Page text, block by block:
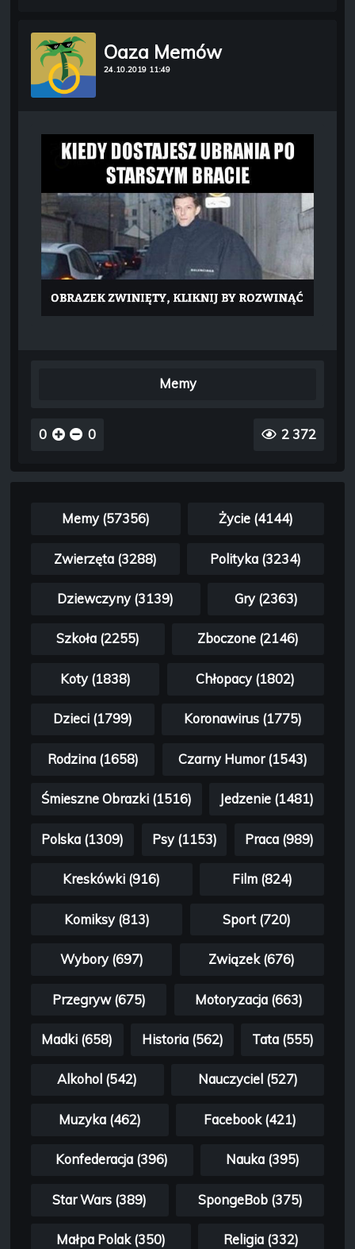
Oaza Memów
24.10.2019 11:49
Memy
0 0 2 372
Memy (57356) Życie (4144)
Zwierzęta (3288) Polityka (3234)
Dziewczyny (3139) Gry (2363)
Szkoła (2255) Zboczone (2146)
Koty (1838) Chłopacy (1802)
Dzieci (1799) Koronawirus (1775)
Rodzina (1658) Czarny Humor (1543)
Śmieszne Obrazki (1516) Jedzenie (1481)
Polska (1309) Psy (1153) Praca (989)
Kreskówki (916) Film (824)
Komiksy (813) Sport (720)
Wybory (697) Związek (676)
Przegryw (675) Motoryzacja (663)
Madki (658) Historia (562) Tata (555)
Alkohol (542) Nauczyciel (527)
Muzyka (462) Facebook (421)
Konfederacja (396) Nauka (395)
Star Wars (389) SpongeBob (375)
Małpa Polak (350) Religia (332)